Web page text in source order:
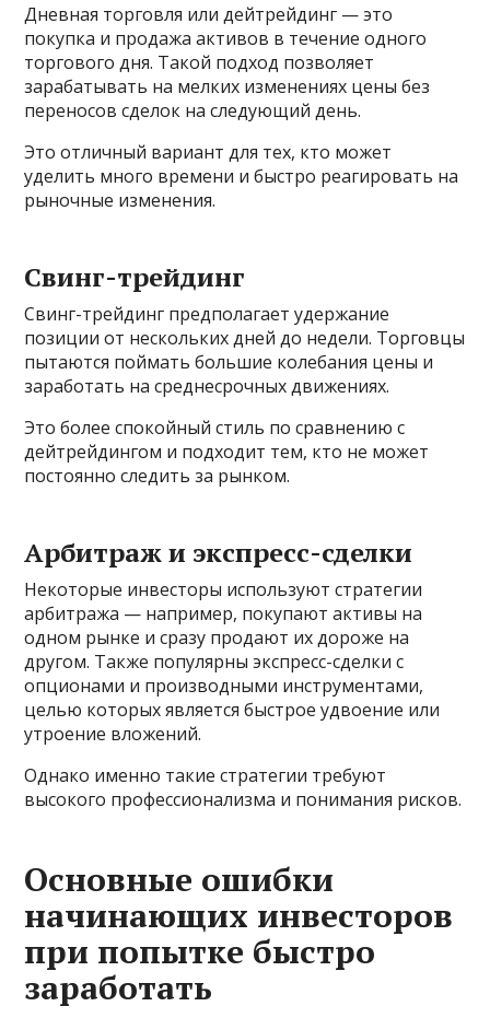
Дневная торговля или дейтрейдинг — это
покупка и продажа активов в течение одного
торгового дня. Такой подход позволяет
зарабатывать на мелких изменениях цены без
переносов сделок на следующий день.
Это отличный вариант для тех, кто может
уделить много времени и быстро реагировать на
рыночные изменения.
Свинг-трейдинг
Свинг-трейдинг предполагает удержание
позиции от нескольких дней до недели. Торговцы
пытаются поймать большие колебания цены и
заработать на среднесрочных движениях.
Это более спокойный стиль по сравнению с
дейтрейдингом и подходит тем, кто не может
постоянно следить за рынком.
Арбитраж и экспресс-сделки
Некоторые инвесторы используют стратегии
арбитража — например, покупают активы на
одном рынке и сразу продают их дороже на
другом. Также популярны экспресс-сделки с
опционами и производными инструментами,
целью которых является быстрое удвоение или
утроение вложений.
Однако именно такие стратегии требуют
высокого профессионализма и понимания рисков.
Основные ошибки
начинающих инвесторов
при попытке быстро
заработать